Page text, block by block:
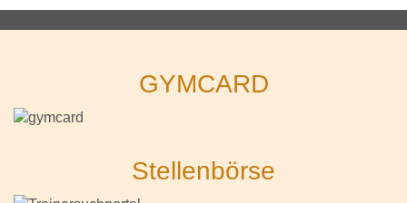
GYMCARD
Stellenbörse